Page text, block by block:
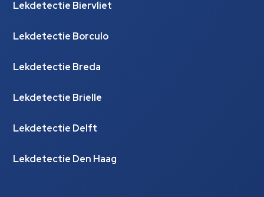
Lekdetectie Biervliet
Lekdetectie Borculo
Lekdetectie Breda
Lekdetectie Brielle
Lekdetectie Delft
Lekdetectie Den Haag